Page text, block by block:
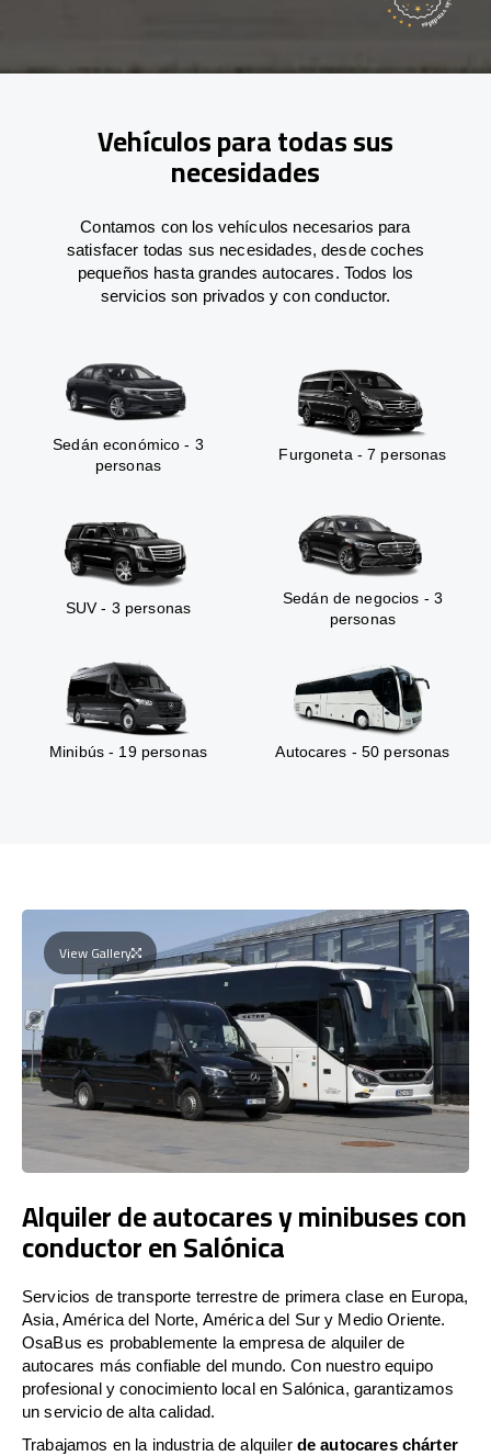
Vehículos para todas sus
necesidades
Contamos con los vehículos necesarios para
satisfacer todas sus necesidades, desde coches
pequeños hasta grandes autocares. Todos los
servicios son privados y con conductor.
Sedán económico - 3
personas
Furgoneta - 7 personas
SUV - 3 personas
Sedán de negocios - 3
personas
Minibús - 19 personas Autocares - 50 personas
View Gallery
Alquiler de autocares y minibuses con
conductor en Salónica
Servicios de transporte terrestre de primera clase en Europa,
Asia, América del Norte, América del Sur y Medio Oriente.
OsaBus es probablemente la empresa de alquiler de
autocares más confiable del mundo. Con nuestro equipo
profesional y conocimiento local en Salónica, garantizamos
un servicio de alta calidad.
Trabajamos en la industria de alquiler de autocares chárter